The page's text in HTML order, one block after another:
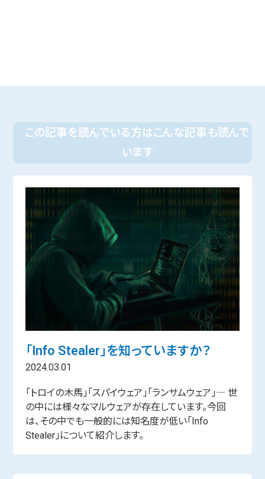
この記事を読んでいる方はこんな記事も読んで
います
「Info Stealer」を知っていますか？
2024.03.01
「トロイの木馬」「スパイウェア」「ランサムウェア」― 世
の中には様々なマルウェアが存在しています。今回
は、その中でも一般的には知名度が低い「Info
Stealer」について紹介します。